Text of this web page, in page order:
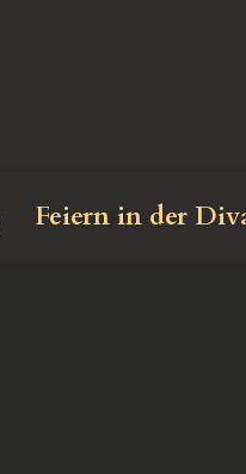
Feiern in der